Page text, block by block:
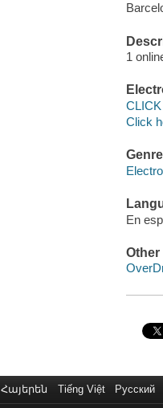
1
Click
En
Other
Հայերեն Tiếng Việt Русский